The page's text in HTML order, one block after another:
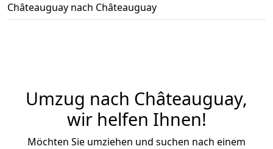
Châteauguay nach Châteauguay
Umzug nach Châteauguay,
wir helfen Ihnen!
Möchten Sie umziehen und suchen nach einem